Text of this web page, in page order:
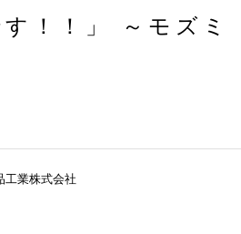
！！」 ～モズミ
工業株式会社